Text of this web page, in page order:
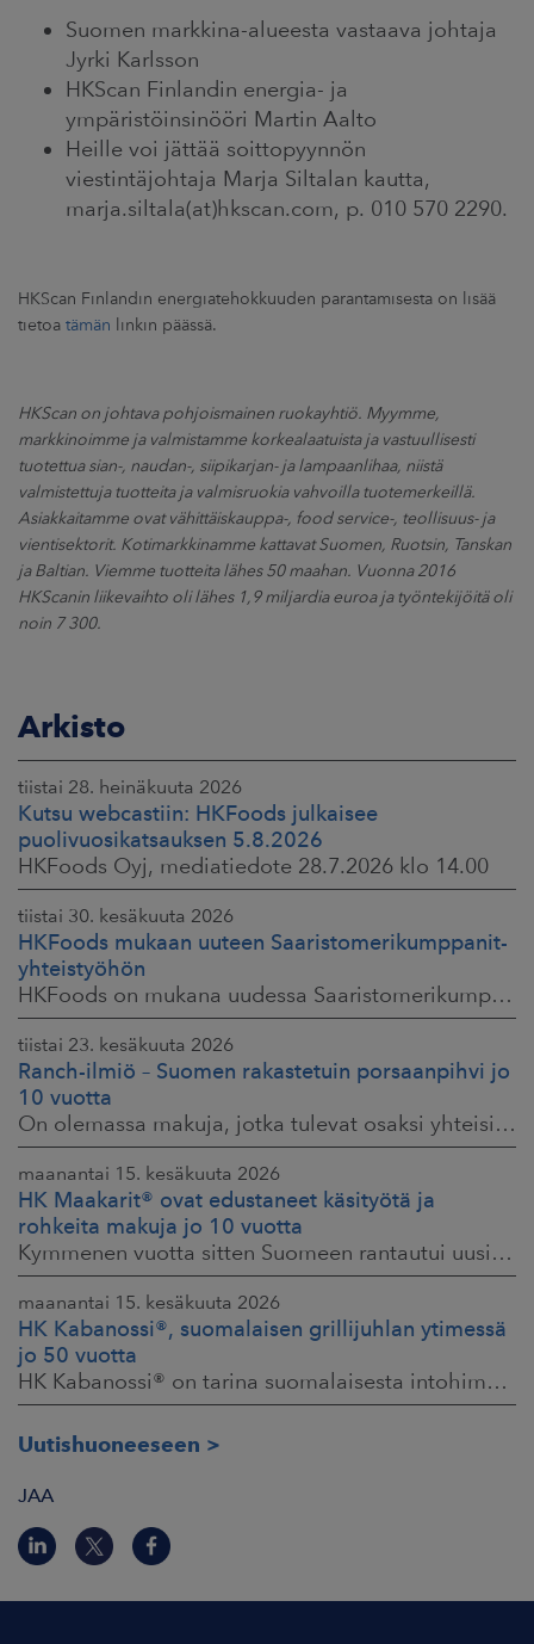
Suomen markkina-alueesta vastaava johtaja
Jyrki Karlsson
HKScan Finlandin energia- ja
ympäristöinsinööri Martin Aalto
Heille voi jättää soittopyynnön
viestintäjohtaja Marja Siltalan kautta,
marja.siltala(at)hkscan.com, p. 010 570 2290.
HKScan Finlandin energiatehokkuuden parantamisesta on lisää
tietoa tämän linkin päässä.
HKScan on johtava pohjoismainen ruokayhtiö. Myymme,
markkinoimme ja valmistamme korkealaatuista ja vastuullisesti
tuotettua sian-, naudan-, siipikarjan- ja lampaanlihaa, niistä
valmistettuja tuotteita ja valmisruokia vahvoilla tuotemerkeillä.
Asiakkaitamme ovat vähittäiskauppa-, food service-, teollisuus- ja
vientisektorit. Kotimarkkinamme kattavat Suomen, Ruotsin, Tanskan
ja Baltian. Viemme tuotteita lähes 50 maahan. Vuonna 2016
HKScanin liikevaihto oli lähes 1,9 miljardia euroa ja työntekijöitä oli
noin 7 300.
Arkisto
tiistai 28. heinäkuuta 2026
Kutsu webcastiin: HKFoods julkaisee
puolivuosikatsauksen 5.8.2026
HKFoods Oyj, mediatiedote 28.7.2026 klo 14.00
tiistai 30. kesäkuuta 2026
HKFoods mukaan uuteen Saaristomerikumppanit-
yhteistyöhön
HKFoods on mukana uudessa Saaristomerikumppanit-hankkeessa, joka kokoaa yhteen elintarviketeollisuuden, kaupan, maataloustuottajat ja asiantuntijat. Tavoitteena
tiistai 23. kesäkuuta 2026
Ranch-ilmiö – Suomen rakastetuin porsaanpihvi jo
10 vuotta
On olemassa makuja, jotka tulevat osaksi yhteisiä ruokahetkiä ja -muistoja. HK® Viljaporsaan fileepihvi Ranch on juuri sellainen. Klassikko, joka on hallinnut
maanantai 15. kesäkuuta 2026
HK Maakarit® ovat edustaneet käsityötä ja
rohkeita makuja jo 10 vuotta
Kymmenen vuotta sitten Suomeen rantautui uusi ilmiö: artesaanihenkisyys. Pienpanimoiden ja käsityöläistuotteiden nostaessa päätään HKFoodsilla tunnistettiin,
maanantai 15. kesäkuuta 2026
HK Kabanossi®, suomalaisen grillijuhlan ytimessä
jo 50 vuotta
HK Kabanossi® on tarina suomalaisesta intohimosta, innovaatiosta ja yhteisistä hetkistä grillin äärellä. Se on legenda, joka ei alkanut suurista strategioista,
Uutishuoneeseen
JAA